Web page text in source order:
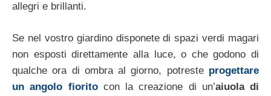
allegri e brillanti.
Se nel vostro giardino disponete di spazi verdi magari
non esposti direttamente alla luce, o che godono di
qualche ora di ombra al giorno, potreste progettare
un angolo fioritocon la creazione di un’aiuola di